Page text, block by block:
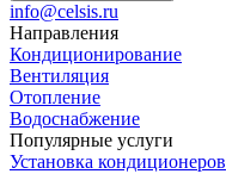
info@celsis.ru
Направления
Кондиционирование
Вентиляция
Отопление
Водоснабжение
Популярные услуги
Установка кондиционеров